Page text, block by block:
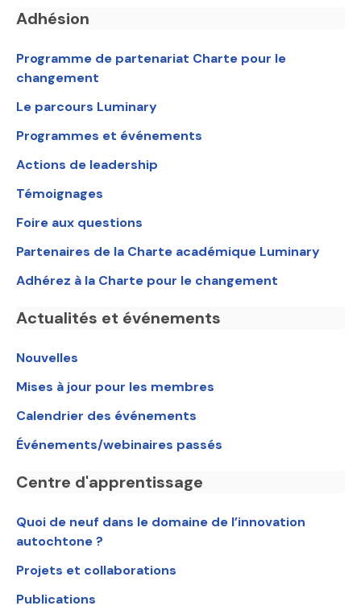
Adhésion
Programme de partenariat Charte pour le
changement
Le parcours Luminary
Programmes et événements
Actions de leadership
Témoignages
Foire aux questions
Partenaires de la Charte académique Luminary
Adhérez à la Charte pour le changement
Actualités et événements
Nouvelles
Mises à jour pour les membres
Calendrier des événements
Événements/webinaires passés
Centre d'apprentissage
Quoi de neuf dans le domaine de l’innovation
autochtone ?
Projets et collaborations
Publications